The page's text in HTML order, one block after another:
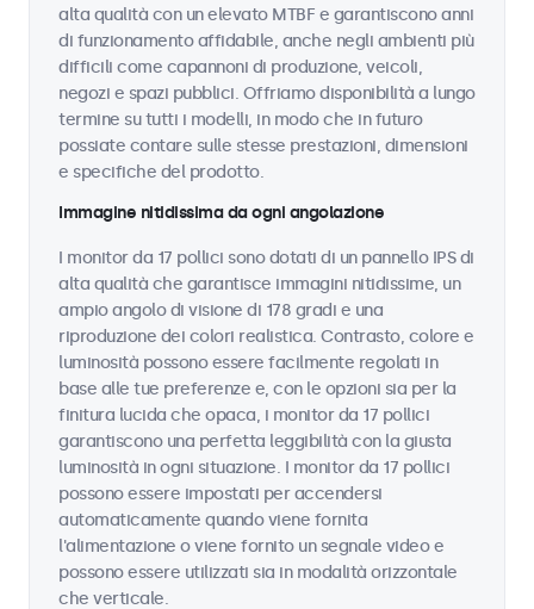
alta qualità con un elevato MTBF e garantiscono anni
di funzionamento affidabile, anche negli ambienti più
difficili come capannoni di produzione, veicoli,
negozi e spazi pubblici. Offriamo disponibilità a lungo
termine su tutti i modelli, in modo che in futuro
possiate contare sulle stesse prestazioni, dimensioni
e specifiche del prodotto.
Immagine nitidissima da ogni angolazione
I monitor da 17 pollici sono dotati di un pannello IPS di
alta qualità che garantisce immagini nitidissime, un
ampio angolo di visione di 178 gradi e una
riproduzione dei colori realistica. Contrasto, colore e
luminosità possono essere facilmente regolati in
base alle tue preferenze e, con le opzioni sia per la
finitura lucida che opaca, i monitor da 17 pollici
garantiscono una perfetta leggibilità con la giusta
luminosità in ogni situazione. I monitor da 17 pollici
possono essere impostati per accendersi
automaticamente quando viene fornita
l'alimentazione o viene fornito un segnale video e
possono essere utilizzati sia in modalità orizzontale
che verticale.